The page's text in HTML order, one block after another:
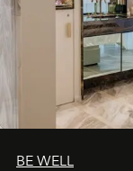
BE WELL